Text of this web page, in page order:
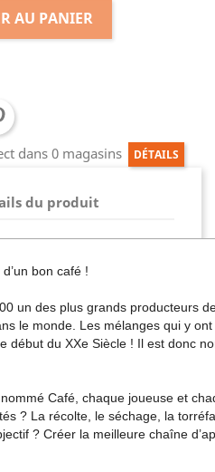
AU PANIER
dans 0 magasins
DÉTAILS
du produit
bon café !
un des plus grands producteurs
le monde. Les mélanges qui y
début du XXe Siècle ! Il est donc
Café, chaque joueuse et
? La récolte, le séchage, la
? Créer la meilleure chaîne